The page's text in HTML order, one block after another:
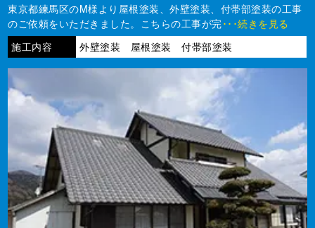
東京都練馬区のM様より屋根塗装、外壁塗装、付帯部塗装の工事
のご依頼をいただきました。こちらの工事が完･･･続きを見る
施工内容
外壁塗装 屋根塗装 付帯部塗装